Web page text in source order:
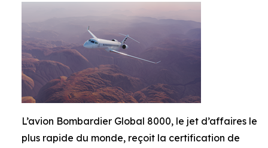
L’avion Bombardier Global 8000, le jet d’affaires le
plus rapide du monde, reçoit la certification de